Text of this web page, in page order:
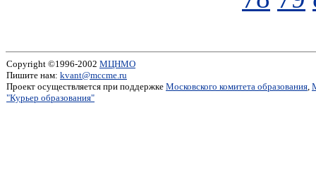
Copyright ©1996-2002 МЦНМО
Пишите нам: kvant@mccme.ru
Проект осуществляется при поддержке Московского комитета образования,
"Курьер образования"